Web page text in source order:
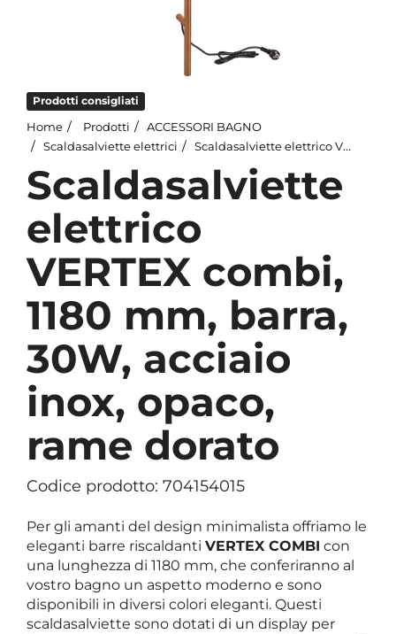
Prodotti consigliati
Home Prodotti
ACCESSORI BAGNO
Scaldasalviette elettrici
Scaldasalviette elettrico VERTEX combi, 1180 mm, barra, 30W, acciaio inox, opaco, rame dorato
Scaldasalviette
elettrico
VERTEX combi,
1180 mm, barra,
30W, acciaio
inox, opaco,
rame dorato
Codice prodotto: 704154015
Per gli amanti del design minimalista offriamo le
eleganti barre riscaldanti VERTEX COMBI con
una lunghezza di 1180 mm, che conferiranno al
vostro bagno un aspetto moderno e sono
disponibili in diversi colori eleganti. Questi
scaldasalviette sono dotati di un display per